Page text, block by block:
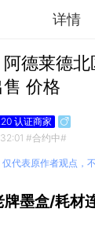
详情
阿德莱德
价格
认证商家
#合约中#
代表原作者观点，
牌墨盒/耗材